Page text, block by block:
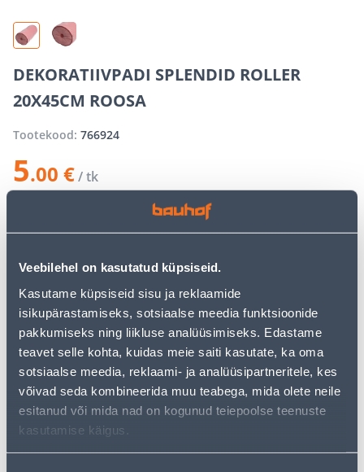
Veebilehel on kasutatud küpsiseid.
Kasutame küpsiseid sisu ja reklaamide
isikupärastamiseks, sotsiaalse meedia funktsioonide
pakkumiseks ning liikluse analüüsimiseks. Edastame
teavet selle kohta, kuidas meie saiti kasutate, ka oma
sotsiaalse meedia, reklaami- ja analüüsipartneritele, kes
võivad seda kombineerida muu teabega, mida olete neile
esitanud või mida nad on kogunud teiepoolse teenuste
kasutamise käigus.
DEKORATIIVPADI SPLENDID ROLLER
20X45CM ROOSA
Tootekood: 766924
5.00 €/ tk
− +
Vaata saadavust
• Dekoratiivpadi mõõtmetega 45 x 45 cm.
• 14-päevane tagastusõigus.
Eeldatav kojuvedu 3,69 € al. 2-5 tööpäeva